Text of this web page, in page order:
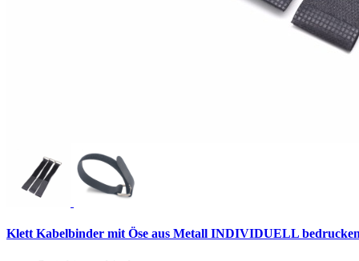
Klett Kabelbinder mit Öse aus Metall INDIVIDUELL